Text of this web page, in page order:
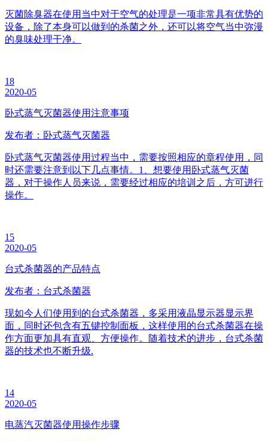
灭菌除臭器在使用当中对于空气的处理是一项非常具有优势的
设备，除了本身可以做到的杀菌之外，还可以将空气当中弥漫
的臭味处理干净。
18
2020-05
卧式蒸气灭菌器使用注意事项
发布者：卧式蒸气灭菌器
卧式蒸气灭菌器使用过程当中，需要按照相应的章程使用，同
时还需要注意到以下几点事情。1、想要使用卧式蒸气灭菌
器，对于操作人员来说，需要经过相应的培训之后，方可进行
操作。
15
2020-05
台式杀菌器的产品特点
发布者：台式杀菌器
现如今人们使用到的台式杀菌器，多采用液晶显示器显示界
面，同时还包含有五键控制面板，这样使用的台式杀菌器在操
作方面更加具有直观、方便操作。随着技术的进步，台式杀菌
器的技术也不断升级.
14
2020-05
电蒸汽灭菌器使用操作步骤